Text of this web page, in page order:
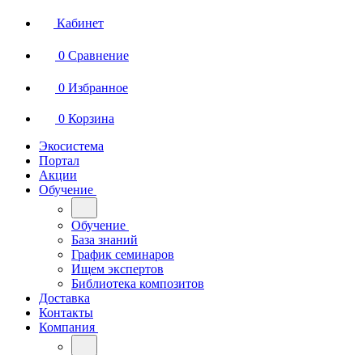
Кабинет
0 Сравнение
0 Избранное
0 Корзина
Экосистема
Портал
Акции
Обучение
Обучение
База знаний
График семинаров
Ищем экспертов
Библиотека композитов
Доставка
Контакты
Компания